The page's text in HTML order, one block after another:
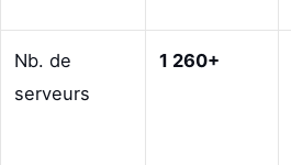
Nb. de
serveurs
1 260+